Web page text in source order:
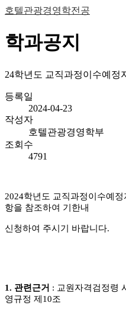
호텔관광경영학전공
학과공지
24학년도 교직과정이수예정
등록일
2024-04-23
작성자
호텔관광경영학부
조회수
4791
2024학년도 교직과정이수예
항을 참조하여 기한내
신청하여 주시기 바랍니다.
1. 관련근거 : 교원자격검정령
영규정 제10조